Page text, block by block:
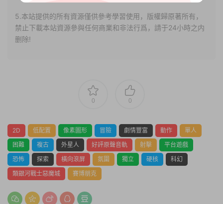
5.本站提供的所有資源僅供參考學習使用，版權歸原著所有，
禁止下載本站資源參與任何商業和非法行爲，請于24小時之内
删除!
0 0
2D 低配置 像素圖形 冒險 劇情豐富 動作
單人
困難
複古 外星人 好評原聲音軌 射擊
平台遊戲
恐怖
探索 橫向滾屏 氛圍 獨立 硬核
科幻
類銀河戰士惡魔城
賽博朋克